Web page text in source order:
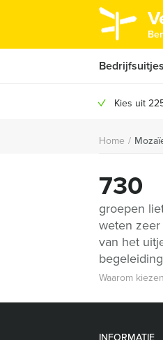
Bedrijfsuitjes
Kies uit
Home /
730
groepen
weten
van het
Waarom